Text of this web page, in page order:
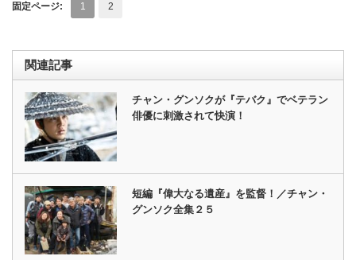
固定ページ: 1 2
関連記事
チャン・グンソクが『テバク』でベテラン
俳優に刺激されて快演！
短編『偉大なる遺産』を監督！／チャン・
グンソク全集２５